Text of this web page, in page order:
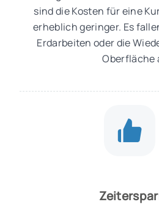
sind die Kosten für eine
erheblich geringer. Es
Erdarbeiten oder die
Oberfläche